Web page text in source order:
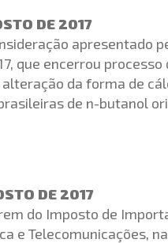
DE 2017
apresentado
que encerrou
da forma de
de n-butanol
DE 2017
do Imposto de
e Telecomunicações,